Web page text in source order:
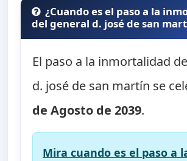
¿Cuando es el paso a la
del general d. josé de san
El paso a la inmortalidad
d. josé de san martín se
de Agosto de 2039.
Mira cuando es el paso a